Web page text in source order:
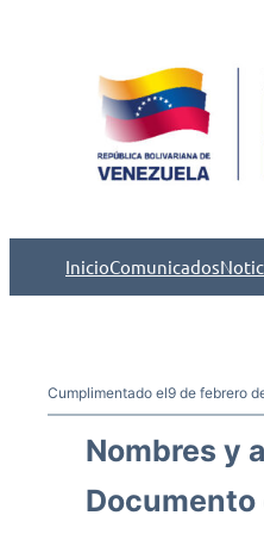
InicioComunicados
Cumplimentado el9 de febrero
Nombres y